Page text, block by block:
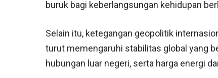
buruk bagi keberlangsungan kehidupan
Selain itu, ketegangan geopolitik
turut memengaruhi stabilitas global yang
hubungan luar negeri, serta harga energi